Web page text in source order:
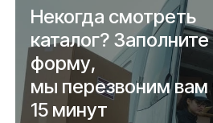
Некогда смотреть
каталог? Заполните
форму,
мы перезвоним вам
15 минут